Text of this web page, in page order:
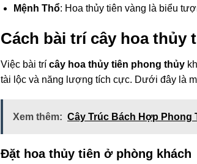
Mệnh Thổ: Hoa thủy tiên vàng là biểu
Cách bài trí cây hoa thủy
Việc bài trí cây hoa thủy tiên phong thủy
tài lộc và năng lượng tích cực. Dưới đây là
Xem thêm: Cây Trúc Bách Hợp Phong
Đặt hoa thủy tiên ở phòng khách